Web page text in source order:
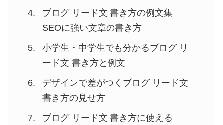
ブログ リード文 書き方の例文集
SEOに強い文章の書き方
小学生・中学生でも分かるブログ リ
ード文 書き方と例文
デザインで差がつくブログ リード文
書き方の見せ方
ブログ リード文 書き方に使える